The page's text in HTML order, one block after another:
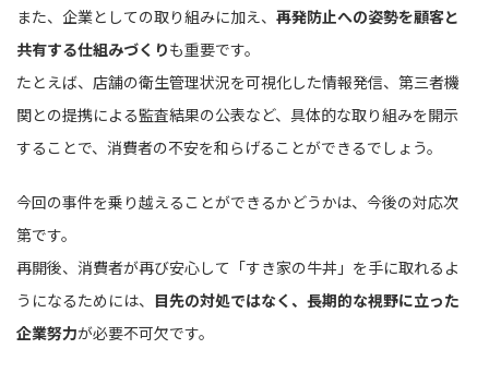
また、企業としての取り組みに加え、 再発防止への姿勢を顧客と
共有する仕組みづくりも重要です。
たとえば、店舗の衛生管理状況を可視化した情報発信、第三者機
関との提携による監査結果の公表など、具体的な取り組みを開示
することで、消費者の不安を和らげることができるでしょう。
今回の事件を乗り越えることができるかどうかは、今後の対応次
第です。
再開後、消費者が再び安心して「すき家の牛丼」を手に取れるよ
うになるためには、 目先の対処ではなく、長期的な視野に立った
企業努力が必要不可欠です。